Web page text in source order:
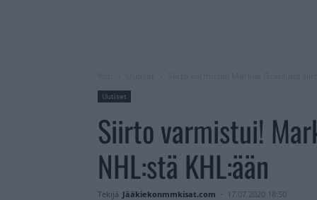
Uutiset
Siirto varmistui!
NHL:stä KHL:ään
Tekijä Jääkiekonmmkisat.com - 17.07.2020 18:50